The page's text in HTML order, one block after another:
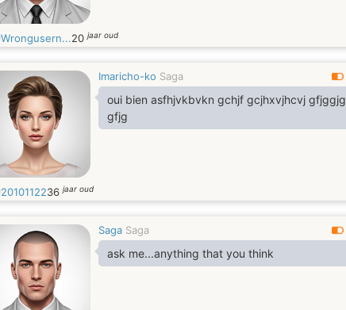
Wrongusern...20jaar oud
Imaricho-ko Saga
oui bien asfhjvkbvkn gchjf gcjhxvjhcvj gfjggjg
gfjg
2010112236jaar oud
Saga Saga
ask me...anything that you think